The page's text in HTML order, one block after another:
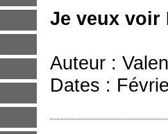
Je veux voir
Auteur :
Dates :